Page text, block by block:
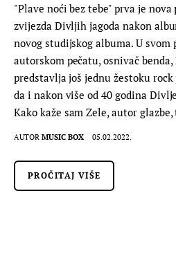
"Plave noći bez tebe" prva je
zvijezda Divljih jagoda nakon
novog studijskog albuma. U svom
autorskom pečatu, osnivač
predstavlja još jednu žestoku
da i nakon više od 40 godina
Kako kaže sam Zele, autor
AUTOR MUSIC BOX 05.02.2022.
PROČITAJ VIŠE